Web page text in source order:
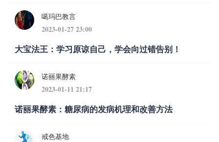
噶玛巴教言
2023-01-27 23:00
大宝法王：学习原谅自己，学会向过错告别！
诺丽果酵素
2023-01-11 21:17
诺丽果酵素：糖尿病的发病机理和改善方法
戒色基地